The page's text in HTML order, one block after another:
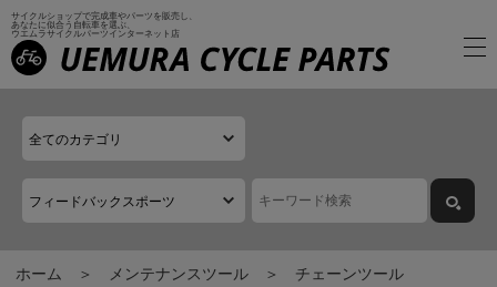
サイクルショップで完成車やパーツを販売し、
あなたに似合う自転車を選ぶ、
ウエムラサイクルパーツインターネット店
ホーム メンテナンスツール チェーンツール